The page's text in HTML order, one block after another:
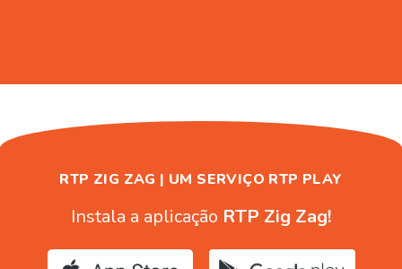
RTP ZIG ZAG | UM SERVIÇO RTP PLAY
Instala a aplicação RTP Zig Zag!